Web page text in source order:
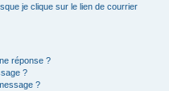
je clique sur le lien de courrier
réponse ?
?
?